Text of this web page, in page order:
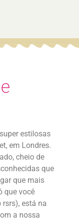
estilosas
em Londres.
cheio de
que
que mais
que você
está na
a nossa